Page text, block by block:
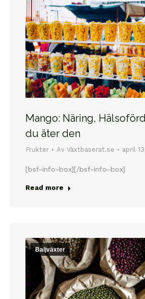
Mango: Näring,
du äter den
Frukter Av Växtbaserat.se april
[bsf-info-box][/bsf-info-box]
Read more
Baljväxter